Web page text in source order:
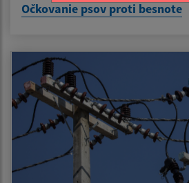
Očkovanie psov proti besnote